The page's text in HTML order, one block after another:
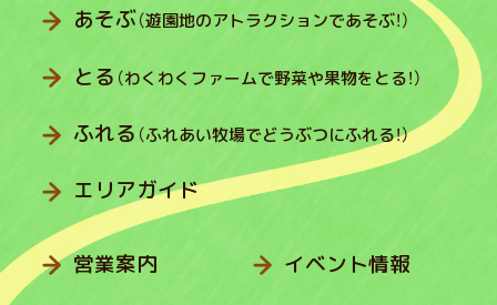
あそぶ（遊園地のアトラクションであそぶ！）
とる （わくわくファームで野菜や果物をとる！）
ふれる （ふれあい牧場でどうぶつにふれる！）
エリアガイド
営業案内
イベント情報